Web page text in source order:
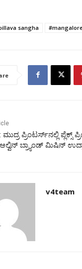
sangha
ಪ್ರಿಂಟರ್ಸ್‌ನಲ್ಲಿ ಪ್ಲೆಕ್ಸ್
ಬ್ರ್ಯಾಂಡ್ ಮಿಷಿನ್
v4team